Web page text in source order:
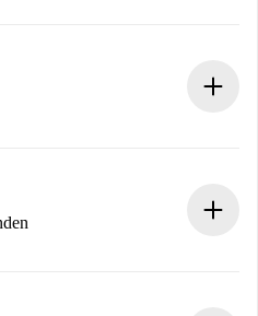
Informationen im Voraus.
erst belasten, wenn der